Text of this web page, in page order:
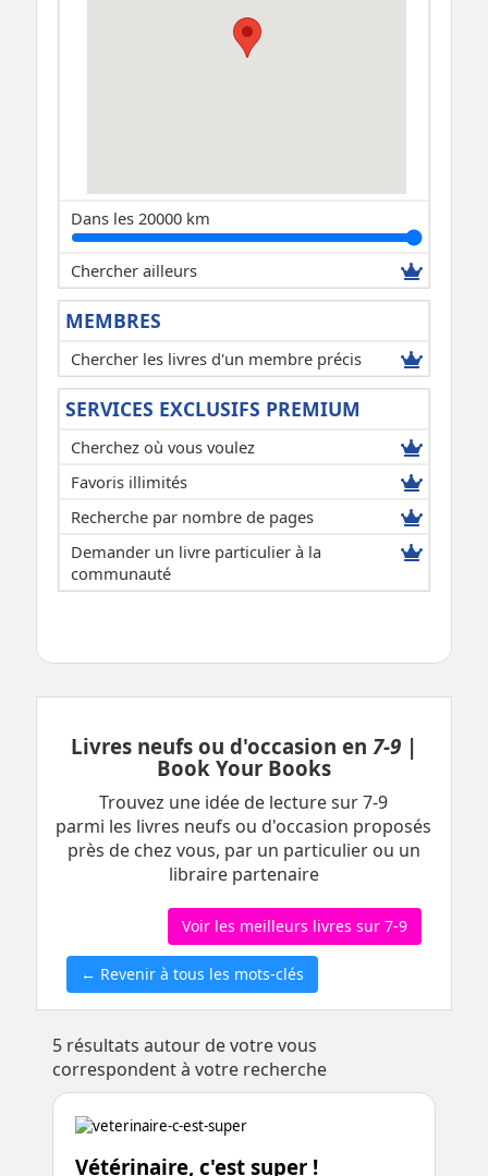
Dans les 20000 km
Chercher ailleurs
MEMBRES
Chercher les livres d'un membre précis
SERVICES EXCLUSIFS PREMIUM
Cherchez où vous voulez
Favoris illimités
Recherche par nombre de pages
Demander un livre particulier à la
communauté
Livres neufs ou d'occasion en 7-9|
Book Your Books
Trouvez une idée de lecture sur 7-9
parmi les livres neufs ou d'occasion proposés
près de chez vous, par un particulier ou un
libraire partenaire
Voir les meilleurs livres sur 7-9
← Revenir à tous les mots-clés
5résultats autour de votre vous
correspondent à votre recherche
Vétérinaire, c'est super !